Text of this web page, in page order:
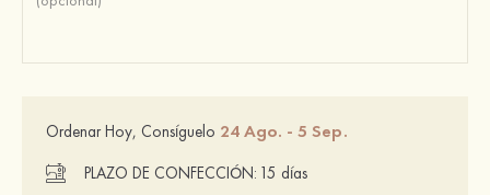
Ordenar Hoy, Consíguelo 24 Ago. - 5 Sep.
PLAZO DE CONFECCIÓN: 15 días